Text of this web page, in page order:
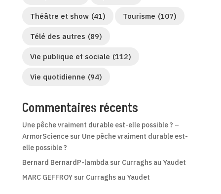
Théâtre et show (41) Tourisme (107)
Télé des autres (89)
Vie publique et sociale (112)
Vie quotidienne (94)
Commentaires récents
Une pêche vraiment durable est-elle possible ? –
ArmorSciencesur Une pêche vraiment durable est-
elle possible ?
Bernard BernardP-lambdasur Curraghs au Yaudet
MARC GEFFROYsur Curraghs au Yaudet